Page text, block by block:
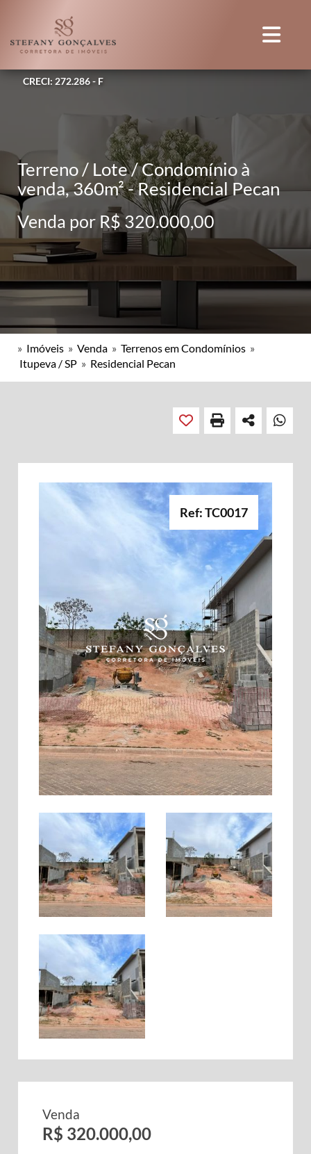
CRECI: 272.286 - F
Terreno / Lote / Condomínio à
venda, 360m² - Residencial Pecan
Venda por R$ 320.000,00
» Imóveis » Venda » Terrenos em Condomínios »
Itupeva / SP » Residencial Pecan
Ref: TC0017
Venda
R$ 320.000,00